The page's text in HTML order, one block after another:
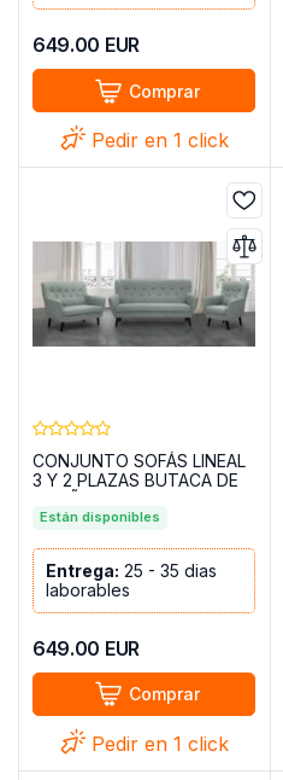
649.00 EUR
Comprar
Pedir en 1 click
CONJUNTO SOFÁS LINEAL
3 Y 2 PLAZAS BUTACA DE
NÓRDICOS VERDE
Están disponibles
Entrega: 25 - 35 dias
laborables
649.00 EUR
Comprar
Pedir en 1 click